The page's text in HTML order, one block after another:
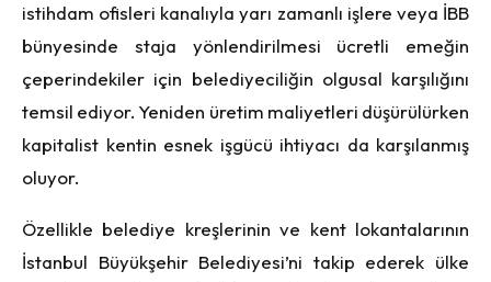
istihdam ofisleri kanalıyla yarı zamanlı işlere veya İBB
bünyesinde staja yönlendirilmesi ücretli emeğin
çeperindekiler için belediyeciliğin olgusal karşılığını
temsil ediyor. Yeniden üretim maliyetleri düşürülürken
kapitalist kentin esnek işgücü ihtiyacı da karşılanmış
oluyor.
Özellikle belediye kreşlerinin ve kent lokantalarının
İstanbul Büyükşehir Belediyesi’ni takip ederek ülke